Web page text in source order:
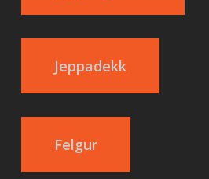
Jeppadekk
Felgur